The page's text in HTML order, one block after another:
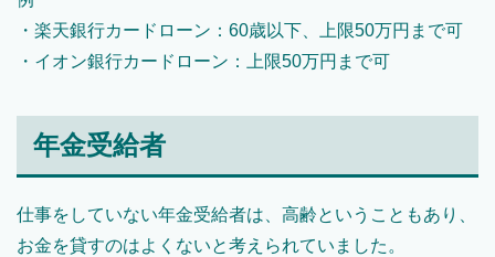
・楽天銀行カードローン：60歳以下、上限50万円まで可
・イオン銀行カードローン：上限50万円まで可
年金受給者
仕事をしていない年金受給者は、高齢ということもあり、
お金を貸すのはよくないと考えられていました。